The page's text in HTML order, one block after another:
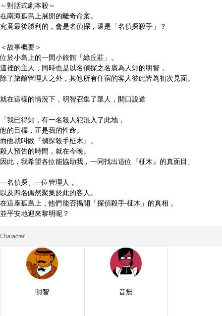
～對話式劇本殺～
在南海孤島上展開的離奇命案。
究竟最後勝利的，會是名偵探，還是「名偵探殺手」？
＜故事概要＞
位於小島上的一間小旅館「綠丘莊」。
這裡的主人，同時也是以名偵探之名廣為人知的明智，
除了旅館管理人之外，其他所有住宿的客人彼此皆為初次見面。
就在這樣的情況下，明智召集了眾人，開口說道
「我已得知，有一名殺人犯混入了此地，
他的目標，正是我的性命。
而他就叫做『偵探殺手柾木』。
殺人預告的時間，就在今晚。
因此，我希望各位能協助我，一同找出這位『柾木』的真面目」
一名偵探、一位管理人，
以及四名偶然聚集於此的客人。
在這座孤島上，他們能否揭開「探偵殺手‧柾木」的真相，
並平安地迎來黎明呢？
Character
明智 音無